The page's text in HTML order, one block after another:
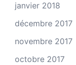
janvier 2018
décembre 2017
novembre 2017
octobre 2017